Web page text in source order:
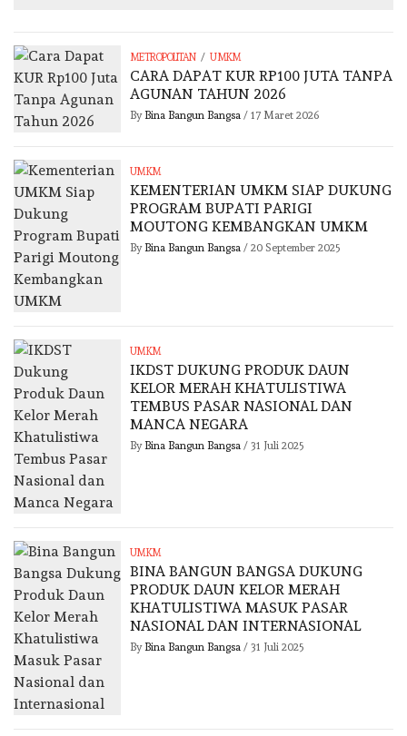
METROPOLITAN / UMKM
CARA DAPAT KUR RP100 JUTA TANPA
AGUNAN TAHUN 2026
By Bina Bangun Bangsa / 17 Maret 2026
UMKM
KEMENTERIAN UMKM SIAP DUKUNG
PROGRAM BUPATI PARIGI
MOUTONG KEMBANGKAN UMKM
By Bina Bangun Bangsa / 20 September 2025
UMKM
IKDST DUKUNG PRODUK DAUN
KELOR MERAH KHATULISTIWA
TEMBUS PASAR NASIONAL DAN
MANCA NEGARA
By Bina Bangun Bangsa / 31 Juli 2025
UMKM
BINA BANGUN BANGSA DUKUNG
PRODUK DAUN KELOR MERAH
KHATULISTIWA MASUK PASAR
NASIONAL DAN INTERNASIONAL
By Bina Bangun Bangsa / 31 Juli 2025